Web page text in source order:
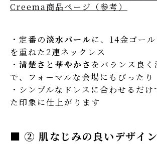
Creema商品ページ（参考）
・定番の淡水パールに、14金ゴー
を重ねた2連ネックレス
・ 清楚さ と 華やかさ をバランス良
で、フォーマルな会場にもぴったり
・シンプルなドレスに合わせるだ
た印象に仕上がります
■ ② 肌なじみの良いデザイン